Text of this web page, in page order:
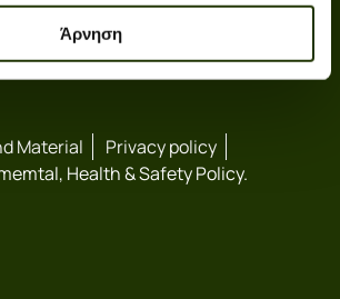
Άρνηση
Material
Privacy policy
Health & Safety Policy.